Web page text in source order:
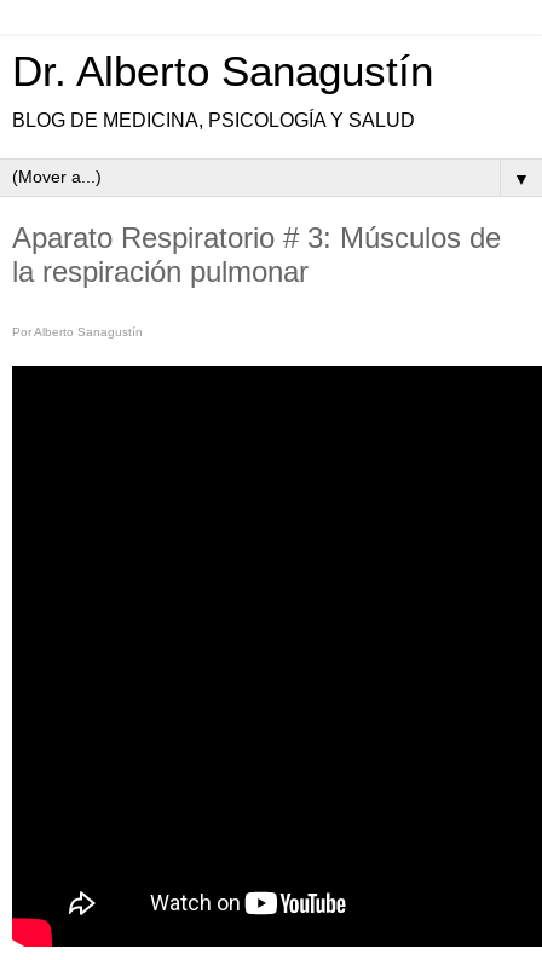
Dr. Alberto Sanagustín
BLOG DE MEDICINA, PSICOLOGÍA Y SALUD
▼
Aparato Respiratorio # 3: Músculos de
la respiración pulmonar
Por Alberto Sanagustín